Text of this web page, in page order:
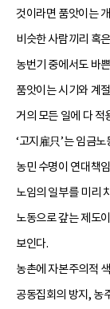
것이라면 품앗이는
비슷한 사람끼리 혹
농번기 중에서도 바
품앗이는 시기와 계
거의 모든 일에 다 적
‘고지雇只’는 임금
농민 수명이 연대책
노임의 일부를 미리
노동으로 갚는 제도
보인다.
농촌에 자본주의적
공동집회의 방지, 농